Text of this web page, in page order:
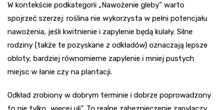
W kontekście podkategorii „Nawożenie gleby” warto
spojrzeć szerzej: roślina nie wykorzysta w pełni potencjału
nawożenia, jeśli kwitnienie i zapylenie będą kulały. Silne
rodziny (także te pozyskane z odkładów) oznaczają lepsze
obloty, bardziej równomierne zapylenie i mniej pustych
miejsc w łanie czy na plantacji.
Odkład zrobiony w dobrym terminie i dobrze poprowadzony